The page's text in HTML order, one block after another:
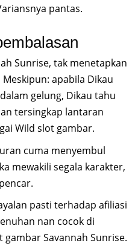
pantas.
Sunrise, tak menetapkan
apabila Dikau
gelung, Dikau tahu
tersingkap lantaran
Wild slot gambar.
cuma menyembul
mewakili segala karakter,
pasti terhadap afiliasi
nan cocok di
Savannah Sunrise.